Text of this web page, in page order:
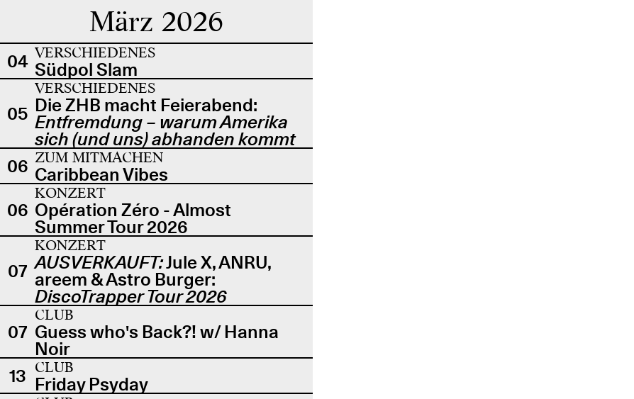
März 2026
04 VERSCHIEDENES
Südpol Slam
05
VERSCHIEDENES
Die ZHB macht Feierabend:
Entfremdung – warum Amerika
sich (und uns) abhanden kommt
06 ZUM MITMACHEN
Caribbean Vibes
06
KONZERT
Opération Zéro - Almost
Summer Tour 2026
07
KONZERT
AUSVERKAUFT:Jule X, ANRU,
areem & Astro Burger:
DiscoTrapper Tour 2026
07
CLUB
Guess who's Back?! w/ Hanna
Noir
13 CLUB
Friday Psyday